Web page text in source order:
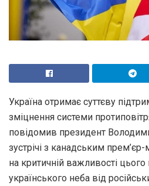
Україна отримає суттєву
зміцнення системи
повідомив президент
зустрічі з канадським
на критичній важливості
українського неба від